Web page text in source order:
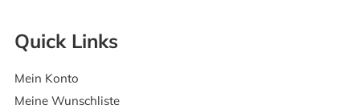
Quick Links
Mein Konto
Meine Wunschliste